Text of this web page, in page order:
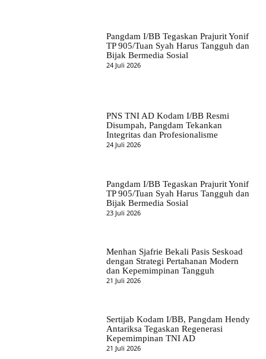
Pangdam I/BB Tegaskan Prajurit Yonif
TP 905/Tuan Syah Harus Tangguh dan
Bijak Bermedia Sosial
24 Juli 2026
PNS TNI AD Kodam I/BB Resmi
Disumpah, Pangdam Tekankan
Integritas dan Profesionalisme
24 Juli 2026
Pangdam I/BB Tegaskan Prajurit Yonif
TP 905/Tuan Syah Harus Tangguh dan
Bijak Bermedia Sosial
23 Juli 2026
Menhan Sjafrie Bekali Pasis Seskoad
dengan Strategi Pertahanan Modern
dan Kepemimpinan Tangguh
21 Juli 2026
Sertijab Kodam I/BB, Pangdam Hendy
Antariksa Tegaskan Regenerasi
Kepemimpinan TNI AD
21 Juli 2026